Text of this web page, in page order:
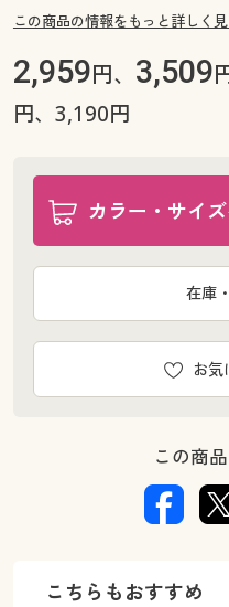
この商品の情報をもっと詳しく見
2,959円、 3,509
円、3,190円
カラー・サイ
お気
在庫
この商
こちらもおすすめ